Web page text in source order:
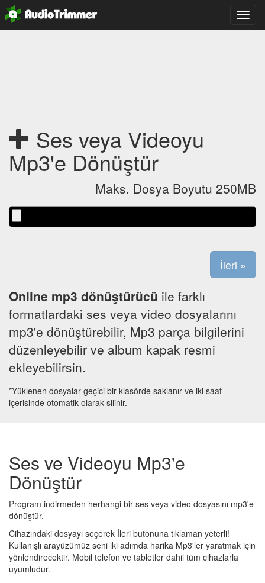
Ses veya Videoyu
Mp3'e Dönüştür
Maks. Dosya Boyutu 250MB
Online mp3 dönüştürücü ile farklı
formatlardaki ses veya video dosyalarını
mp3'e dönüştürebilir, Mp3 parça bilgilerini
düzenleyebilir ve album kapak resmi
ekleyebilirsin.
*Yüklenen dosyalar geçici bir klasörde saklanır ve iki saat
içerisinde otomatik olarak silinir.
Ses ve Videoyu Mp3'e
Dönüştür
Program indirmeden herhangi bir ses veya video dosyasını mp3'e
dönüştür.
Cihazındaki dosyayı seçerek İleri butonuna tıklaman yeterli!
Kullanışlı arayüzümüz seni iki adımda harika Mp3'ler yaratmak için
yönlendirecektir. Mobil telefon ve tabletler dahil tüm cihazlarla
uyumludur.